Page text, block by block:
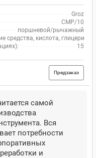
Groz
CMP/10
поршневой/рычажный
средства, кислота, глицерин,
15
Предзаказ
самой
Вся
потребности
и